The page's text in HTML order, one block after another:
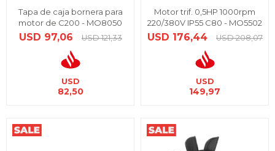
Tapa de caja bornera para
motor de C200 - MO8050
USD 97,06 USD 121,33
USD
82,50
Motor trif. 0,5HP 1000rpm
220/380V IP55 C80 - MO5502
USD 176,44 USD 208,07
USD
149,97